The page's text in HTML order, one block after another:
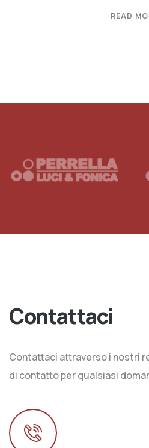
READ
Contattaci
Contattaci attraverso i nostri
di contatto per qualsiasi